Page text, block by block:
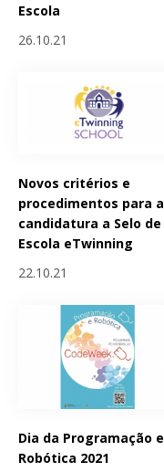
Escola
26.10.21
Novos critérios e
procedimentos para a
candidatura a Selo de
Escola eTwinning
22.10.21
Dia da Programação e
Robótica 2021